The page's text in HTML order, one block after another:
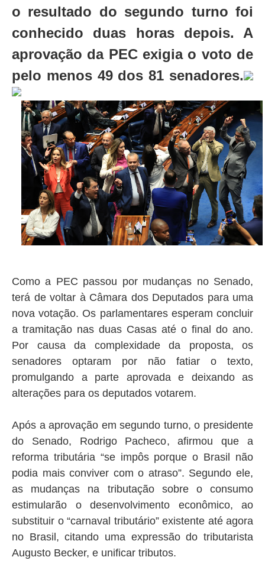
o resultado do segundo turno foi
conhecido duas horas depois. A
aprovação da PEC exigia o voto de
pelo menos 49 dos 81 senadores.
Como a PEC passou por mudanças no Senado,
terá de voltar à Câmara dos Deputados para uma
nova votação. Os parlamentares esperam concluir
a tramitação nas duas Casas até o final do ano.
Por causa da complexidade da proposta, os
senadores optaram por não fatiar o texto,
promulgando a parte aprovada e deixando as
alterações para os deputados votarem.
Após a aprovação em segundo turno, o presidente
do Senado, Rodrigo Pacheco, afirmou que a
reforma tributária “se impôs porque o Brasil não
podia mais conviver com o atraso”. Segundo ele,
as mudanças na tributação sobre o consumo
estimularão o desenvolvimento econômico, ao
substituir o “carnaval tributário” existente até agora
no Brasil, citando uma expressão do tributarista
Augusto Becker, e unificar tributos.